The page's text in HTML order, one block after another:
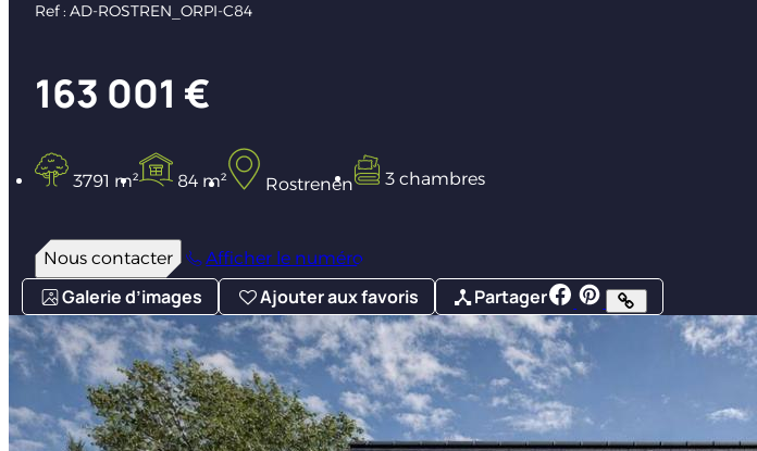
Ref : AD-ROSTREN_ORPI-C84
163 001 €
3791 m² 84 m² Rostrenen 3 chambres
Nous contacter Afficher le numéro
Galerie d’images Ajouter aux favoris Partager